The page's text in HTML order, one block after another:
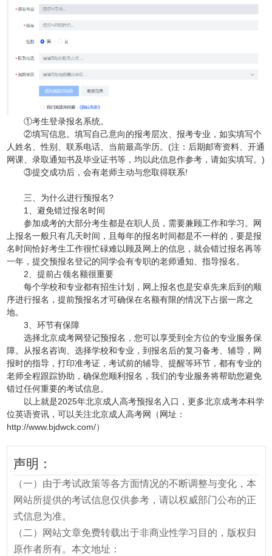
①考生登录报名系统。
②填写信息。填写自己意向的报考层次、报考专业，如实填写个
人姓名、性别、联系电话、当前最高学历。(注：后期邮寄资料、开通
网课、录取通知书及毕业证书等，均以此信息作参考，请如实填写。)
③提交成功后，会有老师主动与您取得联系!
三、为什么进行预报名?
1、避免错过报名时间
参加成考的大部分考生都是在职人员，需要兼顾工作和学习。网
上报名一般只有几天时间，且每年的报名时间都是不一样的，要是报
名时间恰好考生工作很忙碌难以顾及网上的信息，就会错过报名再等
一年，提交预报名登记的同学会有专职的老师通知、指导报名。
2、提前占领名额很重要
每个学校和专业都有招生计划，网上报名也是安卓先来后到的顺
序进行报名，提前预报名才可确保在名额有限的情况下占据一席之
地。
3、环节有保障
选择北京成考网登记预报名，您可以享受到全方位的专业服务保
障。从报名咨询、选择学校和专业，到报名后的复习备考、辅导，网
报时的指导，打印准考证，考试前的辅导、提醒等环节，都有专业的
老师全程跟踪协助，确保您顺利报名，我们的专业服务将帮助您避免
错过任何重要的考试信息。
以上就是2025年北京成人高考预报名入口，更多北京成考本科学
位英语资讯，可以关注北京成人高考网（网址：
http://www.bjdwck.com/）
声明：
（一）由于考试政策等各方面情况的不断调整与变化，本
网站所提供的考试信息仅供参考，请以权威部门公布的正
式信息为准。
（二）网站文章免费转载出于非商业性学习目的，版权归
原作者所有。本文地址：